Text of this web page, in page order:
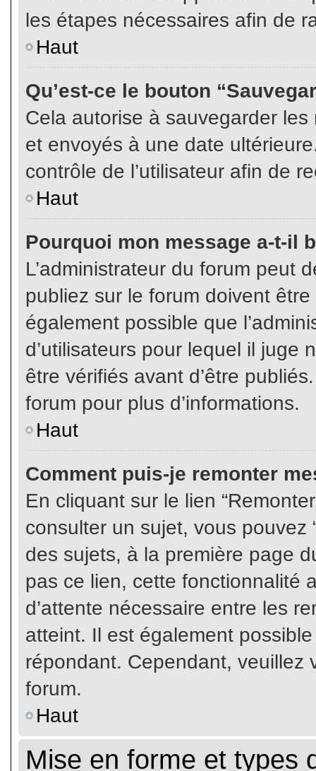
les étapes nécessaires afin de
Haut
Qu’est-ce le bouton
Cela autorise à sauvegarder
et envoyés à une date
contrôle de l’utilisateur afin de
Haut
Pourquoi mon message a-t-il
L’administrateur du forum peut
publiez sur le forum doivent
également possible que
d’utilisateurs pour lequel il juge
être vérifiés avant d’être
forum pour plus d’informations.
Haut
Comment puis-je remonter
En cliquant sur le lien
consulter un sujet, vous pouvez
des sujets, à la première page
pas ce lien, cette fonctionnalité
d’attente nécessaire entre les
atteint. Il est également
répondant. Cependant, veuillez
forum.
Haut
Mise en forme et types